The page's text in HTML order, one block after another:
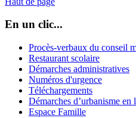
En un clic...
Procès-verbaux du conseil
Restaurant scolaire
Démarches administratives
Numéros d'urgence
Téléchargements
Démarches d’urbanisme en
Espace Famille